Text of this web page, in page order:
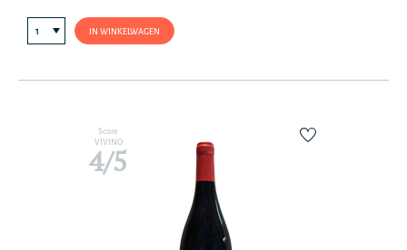
IN WINKELWAGEN
Score
VIVINO
4/5